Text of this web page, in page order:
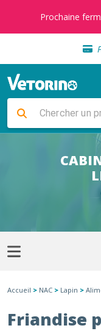
Prochaine
Accueil > NAC > Lapin >
Friandise